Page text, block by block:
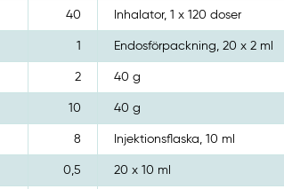
40 Inhalator, 1 x 120 doser
1 Endosförpackning, 20 x 2 ml
2 40 g
10 40 g
8 Injektionsflaska, 10 ml
0,5 20 x 10 ml